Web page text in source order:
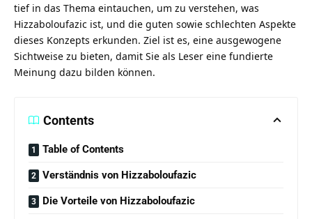
tief in das Thema eintauchen, um zu verstehen, was
Hizzaboloufazic ist, und die guten sowie schlechten Aspekte
dieses Konzepts erkunden. Ziel ist es, eine ausgewogene
Sichtweise zu bieten, damit Sie als Leser eine fundierte
Meinung dazu bilden können.
Contents
Table of Contents
Verständnis von Hizzaboloufazic
Die Vorteile von Hizzaboloufazic